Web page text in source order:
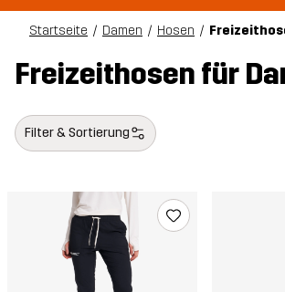
Startseite Damen Hosen
Freizeithosen für
Filter & Sortierung